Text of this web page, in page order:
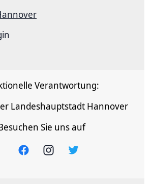
Verantwortung:
Landeshauptstadt Hannover
Sie uns auf